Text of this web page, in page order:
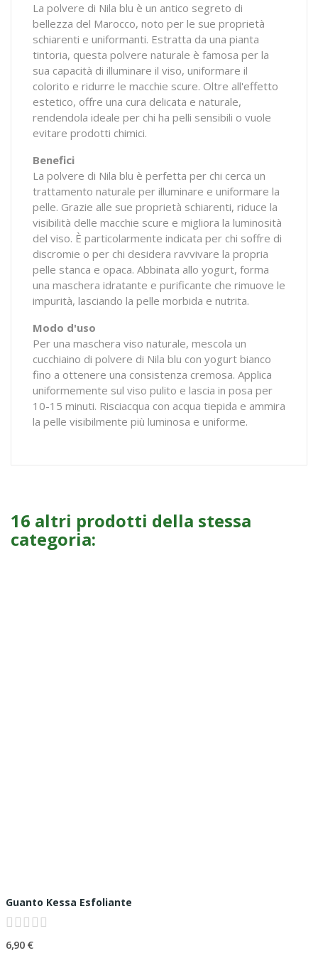
La polvere di Nila blu è un antico segreto di
bellezza del Marocco, noto per le sue proprietà
schiarenti e uniformanti. Estratta da una pianta
tintoria, questa polvere naturale è famosa per la
sua capacità di illuminare il viso, uniformare il
colorito e ridurre le macchie scure. Oltre all'effetto
estetico, offre una cura delicata e naturale,
rendendola ideale per chi ha pelli sensibili o vuole
evitare prodotti chimici.
Benefici
La polvere di Nila blu è perfetta per chi cerca un
trattamento naturale per illuminare e uniformare la
pelle. Grazie alle sue proprietà schiarenti, riduce la
visibilità delle macchie scure e migliora la luminosità
del viso. È particolarmente indicata per chi soffre di
discromie o per chi desidera ravvivare la propria
pelle stanca e opaca. Abbinata allo yogurt, forma
una maschera idratante e purificante che rimuove le
impurità, lasciando la pelle morbida e nutrita.
Modo d'uso
Per una maschera viso naturale, mescola un
cucchiaino di polvere di Nila blu con yogurt bianco
fino a ottenere una consistenza cremosa. Applica
uniformemente sul viso pulito e lascia in posa per
10-15 minuti. Risciacqua con acqua tiepida e ammira
la pelle visibilmente più luminosa e uniforme.
16 altri prodotti della stessa
categoria:
Guanto Kessa Esfoliante
6,90 €